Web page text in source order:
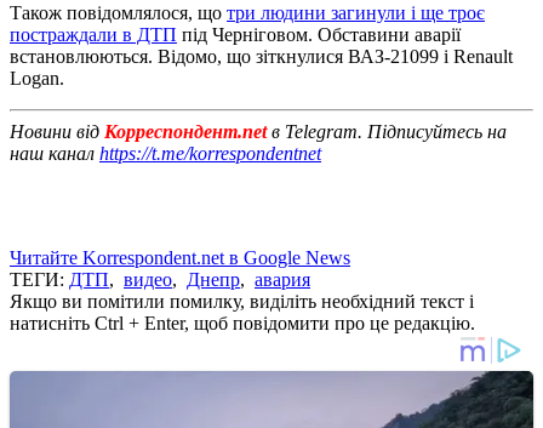
Також повідомлялося, що три людини загинули і ще троє
постраждали в ДТП під Черніговом. Обставини аварії
встановлюються. Відомо, що зіткнулися ВАЗ-21099 і Renault
Logan.
Новини від Корреспондент.netв Telegram. Підписуйтесь на
наш канал https://t.me/korrespondentnet
Читайте Korrespondent.net в Google News
ТЕГИ: ДТП, видео, Днепр, авария
Якщо ви помітили помилку, виділіть необхідний текст і
натисніть Ctrl + Enter, щоб повідомити про це редакцію.